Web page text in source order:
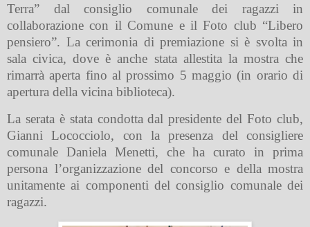
Terra” dal consiglio comunale dei ragazzi in
collaborazione con il Comune e il Foto club “Libero
pensiero”. La cerimonia di premiazione si è svolta in
sala civica, dove è anche stata allestita la mostra che
rimarrà aperta fino al prossimo 5 maggio (in orario di
apertura della vicina biblioteca).
La serata è stata condotta dal presidente del Foto club,
Gianni Lococciolo, con la presenza del consigliere
comunale Daniela Menetti, che ha curato in prima
persona l’organizzazione del concorso e della mostra
unitamente ai componenti del consiglio comunale dei
ragazzi.